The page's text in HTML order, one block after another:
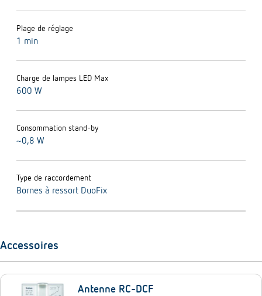
Plage de réglage
1 min
Charge de lampes LED Max
600 W
Consommation stand-by
~0,8 W
Type de raccordement
Bornes à ressort DuoFix
Accessoires
Antenne RC-DCF